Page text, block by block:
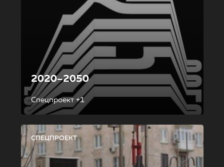
2020–2050
Спецпроект +1
СПЕЦПРОЕКТ